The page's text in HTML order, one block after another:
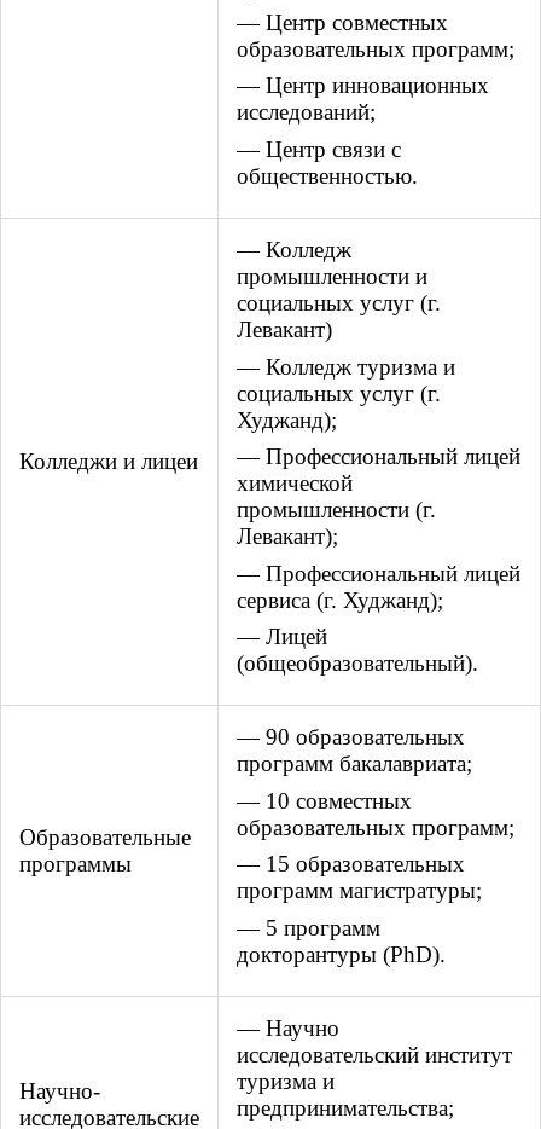
— Центр совместных
образовательных программ;
— Центр инновационных
исследований;
— Центр связи с
общественностью.
Колледжи и лицеи
— Колледж
промышленности и
социальных услуг (г.
Левакант)
— Колледж туризма и
социальных услуг (г.
Худжанд);
— Профессиональный лицей
химической
промышленности (г.
Левакант);
— Профессиональный лицей
сервиса (г. Худжанд);
— Лицей
(общеобразовательный).
Образовательные
программы
— 90 образовательных
программ бакалавриата;
— 10 совместных
образовательных программ;
— 15 образовательных
программ магистратуры;
— 5 программ
докторантуры (PhD).
Научно-
исследовательские
— Научно
исследовательский институт
туризма и
предпринимательства;